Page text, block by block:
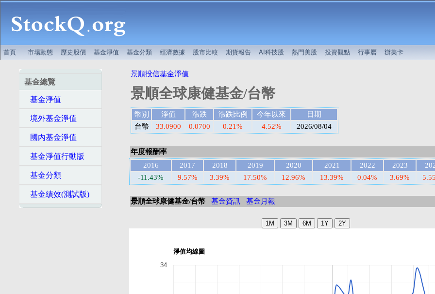
首頁 市場動態 歷史股價 基金淨值 基金分類 經濟數據 股市比較 期貨報告 AI科技股 熱門美股 投資觀點 行事曆 辦美卡
基金總覽
基金淨值
境外基金淨值
國內基金淨值
基金淨值行動版
基金分類
基金績效(測試版)
景順投信基金淨值
景順全球康健基金/台幣
幣別 淨值 漲跌 漲跌比例 今年以來
日期
台幣
33.0900 0.0700 0.21% 4.52% 2026/08/04
年度報酬率
2016
2017 2018 2019 2020 2021 2022 2023
-11.43%
9.57% 3.39% 17.50% 12.96% 13.39% 0.04% 3.69%
景順全球康健基金/台幣 基金資訊 基金月報
淨值均線圖
34